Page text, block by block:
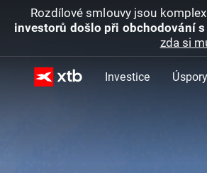
Rozdílové smlouvy jsou
investorů došlo při obchodování
zda si
Investice Úspory